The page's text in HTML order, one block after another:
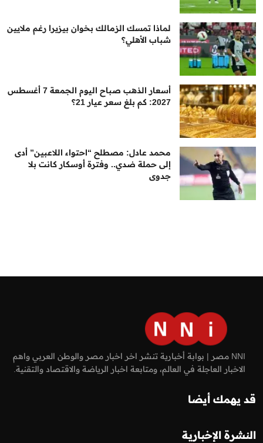
لماذا تمسك الزمالك بخوان بيزيرا رغم ملايين
شباب الأهلي؟
أسعار الذهب صباح اليوم الجمعة 7 أغسطس
2027: كم بلغ سعر عيار 21؟
محمد عادل: مصطلح “احتواء اللاعبين” أدى
إلى حملة ضدي.. وفترة أوسكار كانت بلا
جدوى
NNI مصر | بوابة أخبارية تنشر اخر اخبار مصر والوطن العربي واهم
الاخبار العاجلة في العالم، ومتابعة اخبار الرياضة والاقتصاد والتقنية.
قد يهمك أيضا
النشرة الإخبارية